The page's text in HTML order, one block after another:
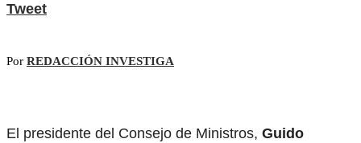
Tweet
Por REDACCIÓN INVESTIGA
El presidente del Consejo de Ministros, Guido